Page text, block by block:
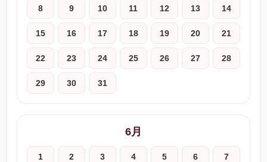
8 9 10 11 12 13 14
15 16 17 18 19 20 21
22 23 24 25 26 27 28
29 30 31
6月
1 2 3 4 5 6 7